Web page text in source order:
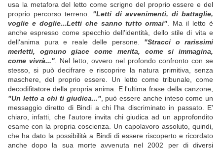
usa la metafora del letto come scrigno del proprio essere e del
proprio percorso terreno. "Letti di avvenimenti, di battaglie,
voglie e doglie...Letti che sanno tutto ormai" . Ma il letto è
anche espresso come specchio dell'identità, dello stile di vita e
dell'anima pura e reale delle persone. "Stracci o rarissimi
merletti, ognuno giace come merita, come si immagina,
come vivrà..." . Nel letto, ovvero nel profondo confronto con se
stesso, si può decifrare e riscoprire la natura primitiva, senza
maschere, del proprio essere. Un letto come tribunale, come
decodifitatore della propria anima. E l'ultima frase della canzone,
"Un letto a chi ti giudica...", può essere anche inteso come un
messaggio diretto di Bindi a chi l'ha discriminato in passato. E'
chiaro, infatti, che l'autore invita chi giudica ad un approfondito
esame con la propria coscienza. Un capolavoro assoluto, quindi,
che ha dato la possibilità a Bindi di essere riscoperto e ricordato
anche dopo la sua morte avvenuta nel 2002 per di diversi